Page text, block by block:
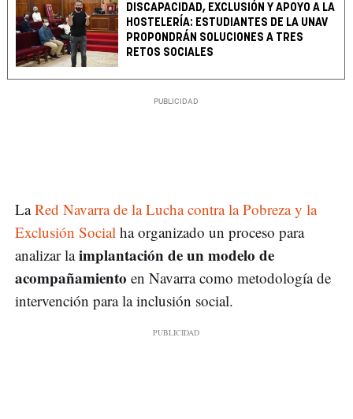
DISCAPACIDAD, EXCLUSIÓN Y APOYO A LA
HOSTELERÍA: ESTUDIANTES DE LA UNAV
PROPONDRÁN SOLUCIONES A TRES
RETOS SOCIALES
LaRed Navarra de la Lucha contra la Pobreza y la
Exclusión Social ha organizado un proceso para
analizar laimplantación de un modelo de
acompañamiento en Navarra como metodología de
intervención para la inclusión social.